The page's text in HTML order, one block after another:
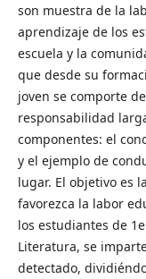
son muestra de la
aprendizaje de los
escuela y la
que desde su
joven se comporte
responsabilidad
componentes: el
y el ejemplo de
lugar. El objetivo es
favorezca la labor
los estudiantes de
Literatura, se
detectado,